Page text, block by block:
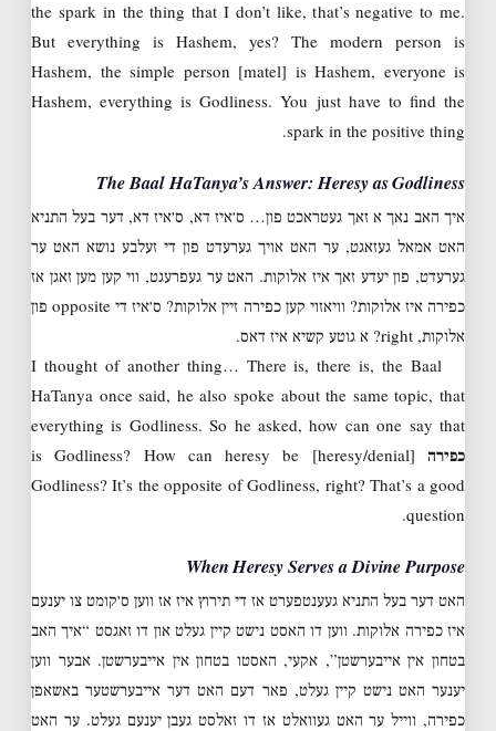
the spark in the thing that I don’t like, that’s negative to me.
But everything is Hashem, yes? The modern person is
Hashem, the simple person [matel] is Hashem, everyone is
Hashem, everything is Godliness. You just have to find the
spark in the positive thing.
The Baal HaTanya’s Answer: Heresy as Godliness
איך האב נאך א זאך געטראכט פון… ס׳איז דא, ס׳איז דא, דער בעל התניא
האט אמאל געזאגט, ער האט אויך גערעדט פון די זעלבע נושא האט ער
גערעדט, פון יעדע זאך איז אלוקות. האט ער געפרעגט, ווי קען מען זאגן אז
כפירה איז אלוקות? וויאזוי קען כפירה זיין אלוקות? ס׳איז די opposite פון
אלוקות, right? א גוטע קשיא איז דאס.
I thought of another thing… There is, there is, the Baal
HaTanya once said, he also spoke about the same topic, that
everything is Godliness. So he asked, how can one say that
כפירה
[heresy/denial] is Godliness? How can heresy be
Godliness? It’s the opposite of Godliness, right? That’s a good
question.
When Heresy Serves a Divine Purpose
האט דער בעל התניא געענטפערט אז די תירוץ איז אז ווען ס׳קומט צו יענעם
איז כפירה אלוקות. ווען דו האסט נישט קיין געלט און דו זאגסט “איך האב
בטחון אין אייבערשטן”, אקעי, האסטו בטחון אין אייבערשטן. אבער ווען
יענער האט נישט קיין געלט, פאר דעם האט דער אייבערשטער באשאפן
כפירה, ווייל ער האט געוואלט אז דו זאלסט געבן יענעם געלט. ער האט